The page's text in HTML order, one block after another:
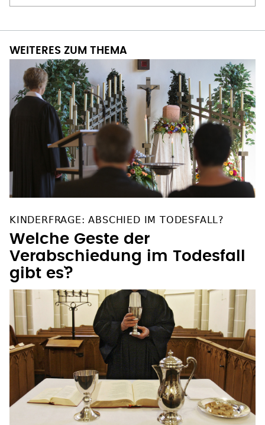
WEITERES ZUM THEMA
KINDERFRAGE: ABSCHIED IM TODESFALL?
Welche Geste der
Verabschiedung im Todesfall
gibt es`?